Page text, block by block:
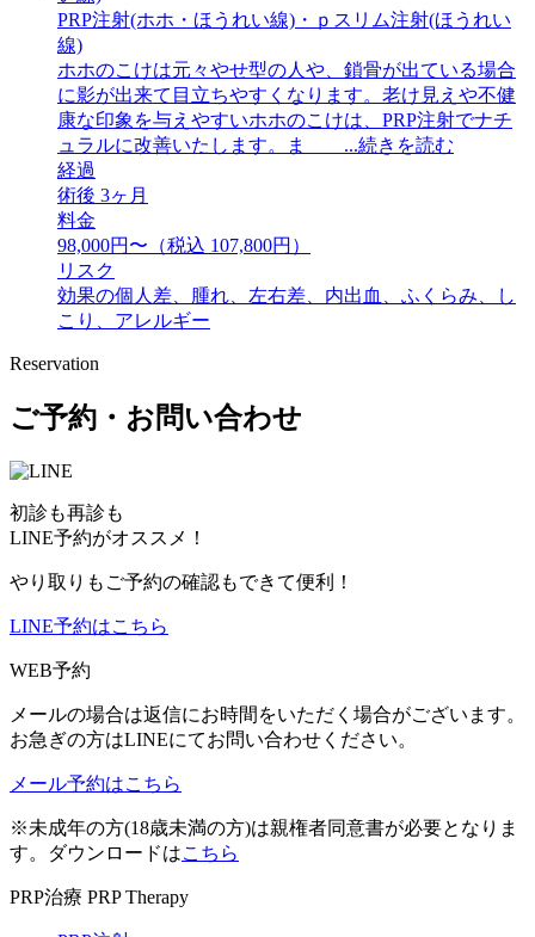
PRP注射(ホホ・ほうれい線)・ｐスリム注射(ほうれい
線)
ホホのこけは元々やせ型の人や、鎖骨が出ている場合
に影が出来て目立ちやすくなります。老け見えや不健
康な印象を与えやすいホホのこけは、PRP注射でナチ
ュラルに改善いたします。ま ...続きを読む
経過
術後 3ヶ月
料金
98,000円〜（税込 107,800円）
リスク
効果の個人差、腫れ、左右差、内出血、ふくらみ、し
こり、アレルギー
Reservation
ご予約・お問い合わせ
初診も再診も
LINE予約がオススメ！
やり取りもご予約の確認もできて便利！
LINE予約はこちら
WEB予約
メールの場合は返信にお時間をいただく場合がございます。
お急ぎの方はLINEにてお問い合わせください。
メール予約はこちら
※未成年の方(18歳未満の方)は親権者同意書が必要となりま
す。ダウンロードはこちら
PRP治療 PRP Therapy